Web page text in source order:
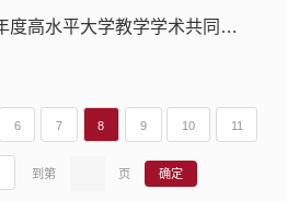
我校2023年度高水平大学教学学术共同体建设项目评审会顺利举行
6 7 8 9 10 11
到第 页